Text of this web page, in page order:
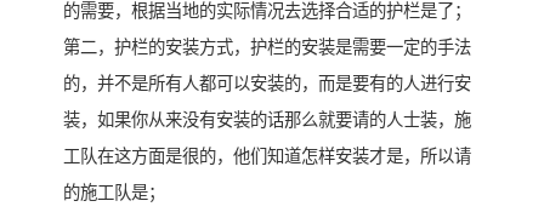
的需要，根据当地的实际情况去选择合适的护栏是了；
第二，护栏的安装方式，护栏的安装是需要一定的手法
的，并不是所有人都可以安装的，而是要有的人进行安
装，如果你从来没有安装的话那么就要请的人士装，施
工队在这方面是很的，他们知道怎样安装才是，所以请
的施工队是；